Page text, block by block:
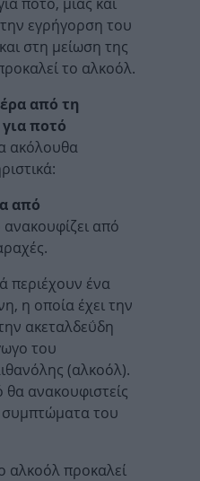
εγρήγορση του
στη μείωση της
το αλκοόλ.
από τη
ποτό
ακόλουθα
από
ανακουφίζει από
περιέχουν ένα
η οποία έχει την
ακεταλδεΰδη
του
(αλκοόλ).
ανακουφιστείς
του
αλκοόλ προκαλεί